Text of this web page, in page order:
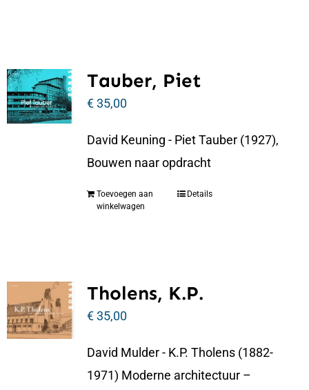
Tauber, Piet
€35,00
David Keuning - Piet Tauber (1927),
Bouwen naar opdracht
Toevoegen aan
winkelwagen
Details
Tholens, K.P.
€35,00
David Mulder - K.P. Tholens (1882-
1971) Moderne architectuur –